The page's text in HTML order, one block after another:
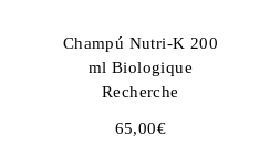
Champú Nutri-K 200
ml Biologique
Recherche
65,00€